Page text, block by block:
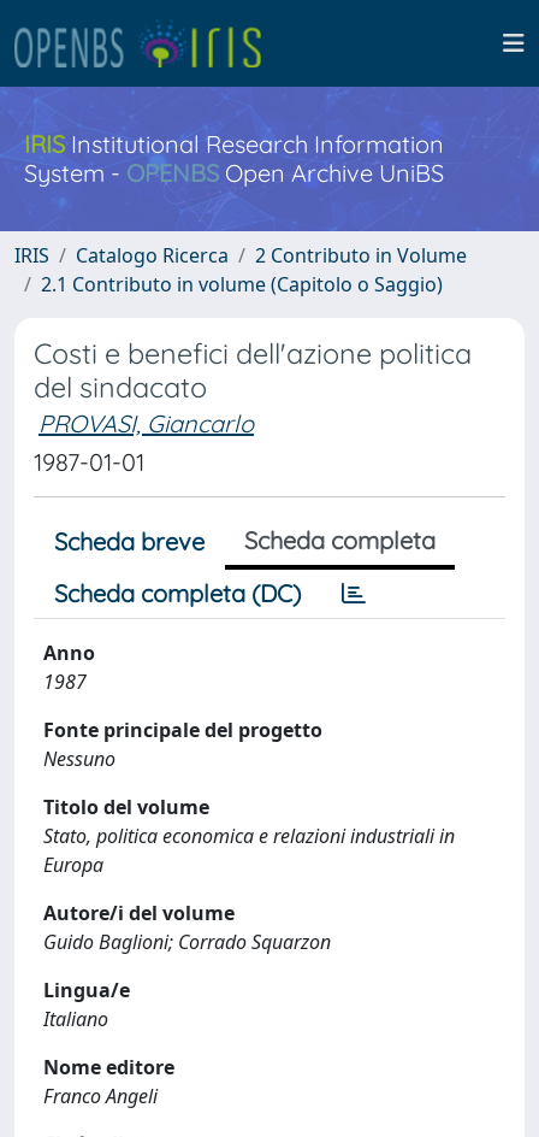
IRISInstitutional Research Information
System - OPENBS Open Archive UniBS
IRIS Catalogo Ricerca
2 Contributo in Volume
2.1 Contributo in volume (Capitolo o Saggio)
Costi e benefici dell'azione politica
del sindacato
PROVASI, Giancarlo
1987-01-01
Scheda breve
Scheda completa
Scheda completa (DC)
Anno
1987
Fonte principale del progetto
Nessuno
Titolo del volume
Stato, politica economica e relazioni industriali in
Europa
Autore/i del volume
Guido Baglioni; Corrado Squarzon
Lingua/e
Italiano
Nome editore
Franco Angeli